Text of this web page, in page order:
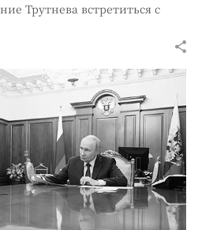
Трутнева встретиться с